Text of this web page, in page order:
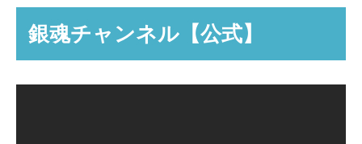
銀魂チャンネル【公式】